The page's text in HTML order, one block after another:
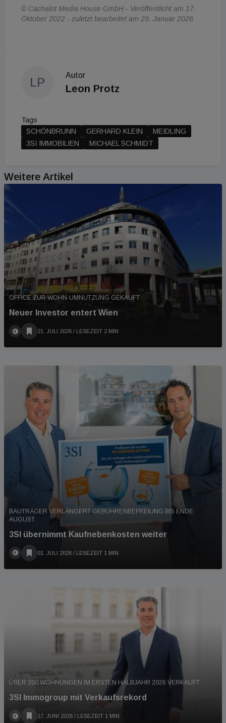
© Cachalot Media House GmbH - Veröffentlicht am 17.
Oktober 2022 - zuletzt bearbeitet am 29. Januar 2026
LP
Autor
Leon Protz
Tags
SCHÖNBRUNN
GERHARD KLEIN
MEIDLING
3SI IMMOBILIEN
MICHAEL SCHMIDT
Weitere Artikel
OFFICE ZUR WOHN-UMNUTZUNG GEKAUFT
Neuer Investor entert Wien
21. JULI 2026 / LESEZEIT 2 MIN
BAUTRÄGER VERLÄNGERT GEBÜHRENBEFREIUNG BIS ENDE
AUGUST
3SI übernimmt Kaufnebenkosten weiter
01. JULI 2026 / LESEZEIT 1 MIN
ÜBER 200 WOHNUNGEN IM ERSTEN HALBJAHR 2026 VERKAUFT
3SI Immogroup mit Verkaufsrekord
17. JUNI 2026 / LESEZEIT 1 MIN